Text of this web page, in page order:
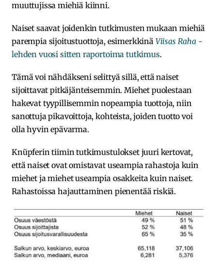
muuttujissa miehiä kiinni.
Naiset saavat joidenkin tutkimusten mukaan miehiä
parempia sijoitustuottoja, esimerkkinä Viisas Raha -
lehden vuosi sitten raportoima tutkimus.
Tämä voi nähdäkseni selittyä sillä, että naiset
sijoittavat pitkäjänteisemmin. Miehet puolestaan
hakevat tyypillisemmin nopeampia tuottoja, niin
sanottuja pikavoittoja, kohteista, joiden tuotto voi
olla hyvin epävarma.
Knüpferin tiimin tutkimustulokset juuri kertovat,
että naiset ovat omistavat useampia rahastoja kuin
miehet ja miehet useampia osakkeita kuin naiset.
Rahastoissa hajauttaminen pienentää riskiä.